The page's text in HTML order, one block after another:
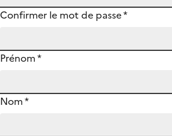
Confirmer le mot de passe*
Prénom*
Nom*